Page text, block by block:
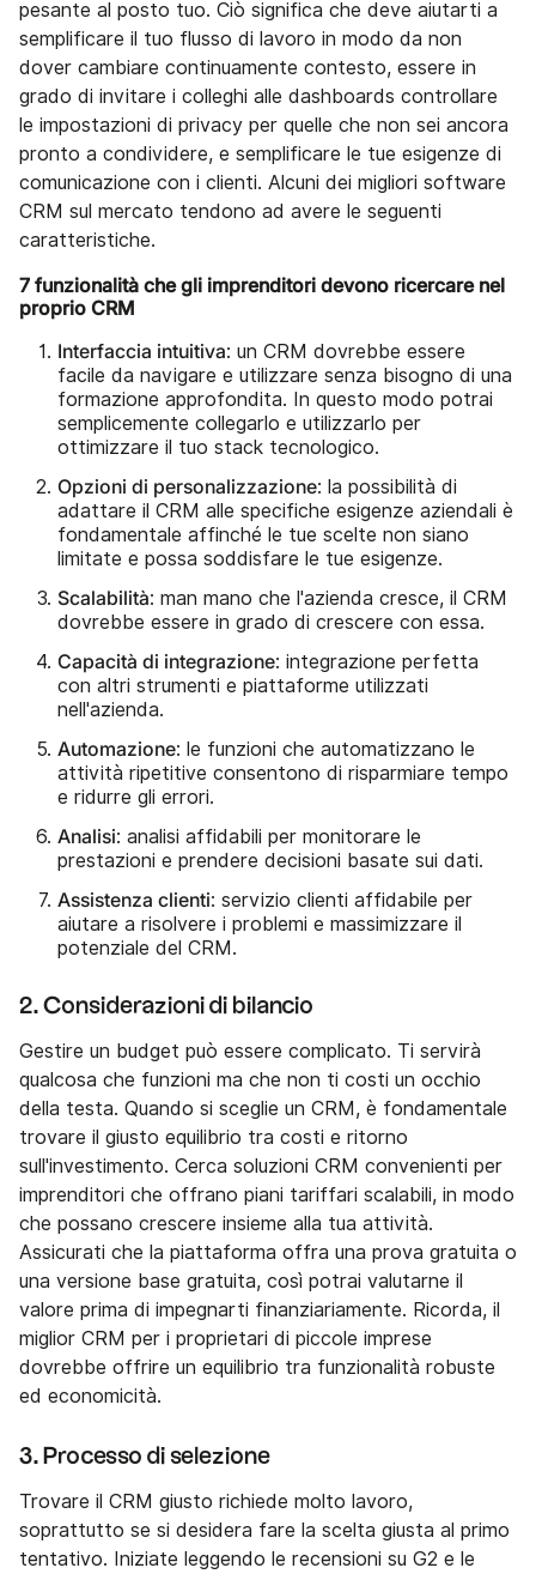
pesante al posto tuo. Ciò significa che deve aiutarti a
semplificare il tuo flusso di lavoro in modo da non
dover cambiare continuamente contesto, essere in
grado di invitare i colleghi alle dashboards controllare
le impostazioni di privacy per quelle che non sei ancora
pronto a condividere, e semplificare le tue esigenze di
comunicazione con i clienti. Alcuni dei migliori software
CRM sul mercato tendono ad avere le seguenti
caratteristiche.
7 funzionalità che gli imprenditori devono ricercare nel
proprio CRM
Interfaccia intuitiva: un CRM dovrebbe essere
facile da navigare e utilizzare senza bisogno di una
formazione approfondita. In questo modo potrai
semplicemente collegarlo e utilizzarlo per
ottimizzare il tuo stack tecnologico.
Opzioni di personalizzazione: la possibilità di
adattare il CRM alle specifiche esigenze aziendali è
fondamentale affinché le tue scelte non siano
limitate e possa soddisfare le tue esigenze.
Scalabilità: man mano che l'azienda cresce, il CRM
dovrebbe essere in grado di crescere con essa.
Capacità di integrazione: integrazione perfetta
con altri strumenti e piattaforme utilizzati
nell'azienda.
Automazione: le funzioni che automatizzano le
attività ripetitive consentono di risparmiare tempo
e ridurre gli errori.
Analisi: analisi affidabili per monitorare le
prestazioni e prendere decisioni basate sui dati.
Assistenza clienti: servizio clienti affidabile per
aiutare a risolvere i problemi e massimizzare il
potenziale del CRM.
2. Considerazioni di bilancio
Gestire un budget può essere complicato. Ti servirà
qualcosa che funzioni ma che non ti costi un occhio
della testa. Quando si sceglie un CRM, è fondamentale
trovare il giusto equilibrio tra costi e ritorno
sull'investimento. Cerca soluzioni CRM convenienti per
imprenditori che offrano piani tariffari scalabili, in modo
che possano crescere insieme alla tua attività.
Assicurati che la piattaforma offra una prova gratuita o
una versione base gratuita, così potrai valutarne il
valore prima di impegnarti finanziariamente. Ricorda, il
miglior CRM per i proprietari di piccole imprese
dovrebbe offrire un equilibrio tra funzionalità robuste
ed economicità.
3. Processo di selezione
Trovare il CRM giusto richiede molto lavoro,
soprattutto se si desidera fare la scelta giusta al primo
tentativo. Iniziate leggendo le recensioni su G2 e le